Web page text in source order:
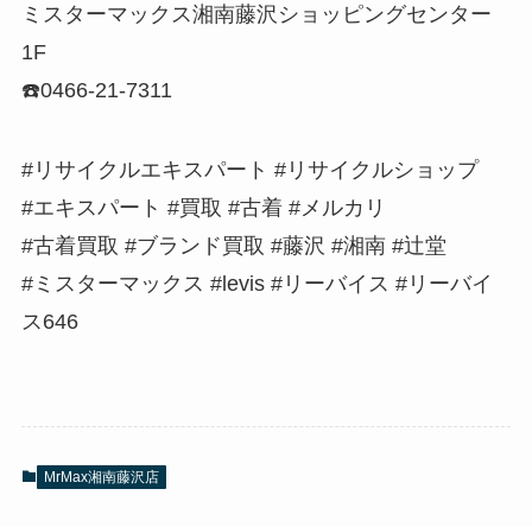
ミスターマックス湘南藤沢ショッピングセンター
1F
☎️0466-21-7311
#リサイクルエキスパート #リサイクルショップ
#エキスパート #買取 #古着 #メルカリ
#古着買取 #ブランド買取 #藤沢 #湘南 #辻堂
#ミスターマックス #levis #リーバイス #リーバイ
ス646
MrMax湘南藤沢店